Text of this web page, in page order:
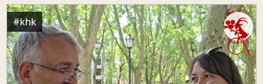
#khk